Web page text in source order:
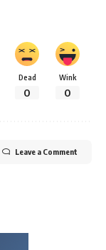
Dead
0
Wink
0
Leave a Comment